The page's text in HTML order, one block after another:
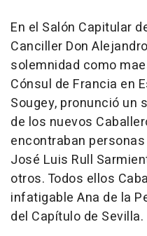
En el Salón Capitular
Canciller Don
solemnidad como
Cónsul de Francia en
Sougey, pronunció un
de los nuevos
encontraban
José Luis Rull
otros. Todos ellos
infatigable Ana de la
del Capítulo de Sevilla.